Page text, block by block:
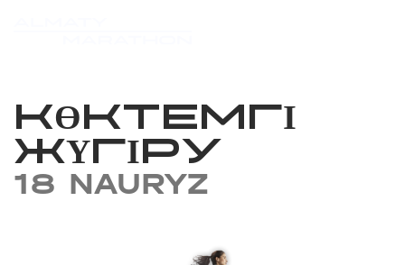
КӨКТЕМГІ
ЖҮГІРУ
18 NAURYZ